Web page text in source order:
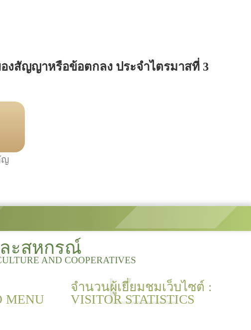
งสัญญาหรือข้อตกลง ประจำไตรมาสที่ 3
ญ
ะสหกรณ์
AND COOPERATIVES
MENU
จำนวนผู้เยี่ยมชมเว็บไซต์ :
VISITOR STATISTICS